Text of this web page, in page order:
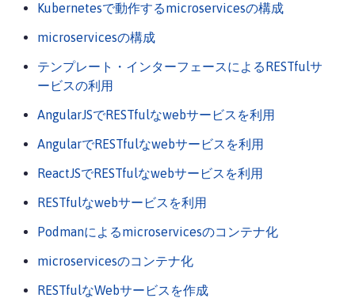
Kubernetesで動作するmicroservicesの構成
microservicesの構成
テンプレート・インターフェースによるRESTfulサ
ービスの利用
AngularJSでRESTfulなwebサービスを利用
AngularでRESTfulなwebサービスを利用
ReactJSでRESTfulなwebサービスを利用
RESTfulなwebサービスを利用
Podmanによるmicroservicesのコンテナ化
microservicesのコンテナ化
RESTfulなWebサービスを作成